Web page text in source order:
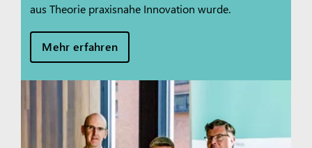
aus Theorie praxisnahe Innovation wurde.
Mehr erfahren